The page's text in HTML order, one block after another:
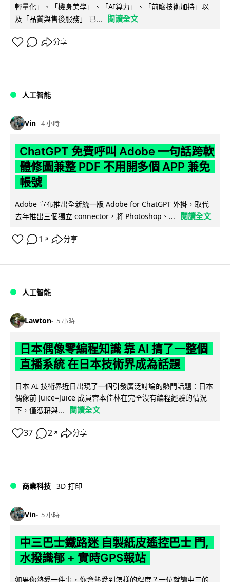
輕量化」、「機身美學」、「AI算力」、「前瞻技術加持」以
及「品質與售後服務」 已...
閱讀全文
分享
人工智能
Vin 4 小時
ChatGPT 免費呼叫 Adobe 一句話跨軟
體修圖兼整 PDF 不用開多個 APP 兼免
帳號
Adobe 宣布推出全新統一版 Adobe for ChatGPT 外掛，取代
去年推出三個獨立 connector，將 Photoshop、...
閱讀全文
1 ↗ 分享
人工智能
Lawton 5 小時
日本偶像零編程知識 靠 AI 搞了一整個
直播系統 在日本技術界成為話題
日本 AI 技術界近日出現了一個引發廣泛討論的熱門話題：日本
偶像前 Juice=Juice 成員宮本佳林在完全沒有編程經驗的情況
下，僅憑藉與...
閱讀全文
37 2 ↗ 分享
商業科技 3D 打印
Vin 5 小時
中三巴士鐵路迷 自製紙皮遙控巴士 門,
水撥識郁 + 實時GPS報站
如果你熱愛一件事，你會熱愛到怎樣的程度？一位就讀中三的